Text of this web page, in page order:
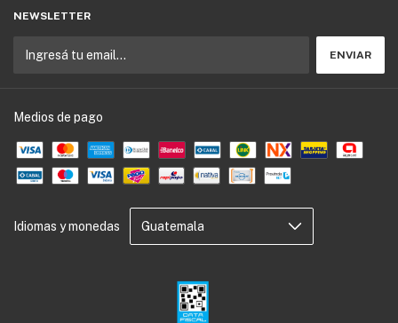
NEWSLETTER
Medios de pago
Idiomas y monedas